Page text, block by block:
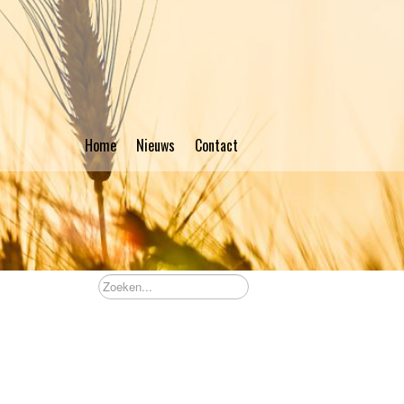
Home Nieuws Contact